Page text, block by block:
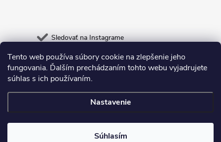
Tento web používa súbory cookie na zlepšenie jeho
fungovania. Ďalším prechádzaním tohto webu vyjadrujete
súhlas s ich používaním.
Nastavenie
Súhlasím
Sledovať na Instagrame
Heureka.sk Odpadneš.sk
Copyright 2026Deltastore. Všetky práva vyhradené.